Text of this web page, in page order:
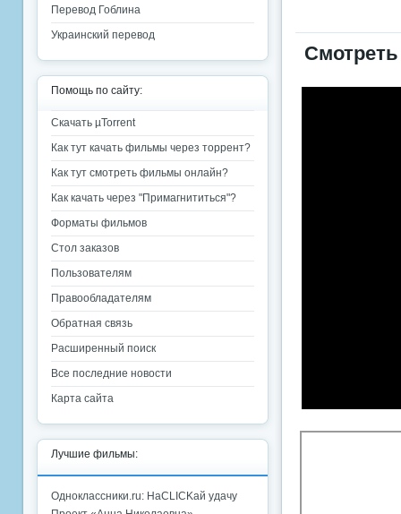
Перевод Гоблина
Украинский перевод
Помощь по сайту:
Скачать µTorrent
Как тут качать фильмы через торрент?
Как тут смотреть фильмы онлайн?
Как качать через "Примагнититься"?
Форматы фильмов
Стол заказов
Пользователям
Правообладателям
Обратная связь
Расширенный поиск
Все последние новости
Карта сайта
Лучшие фильмы:
Одноклассники.ru: НаCLICKай удачу